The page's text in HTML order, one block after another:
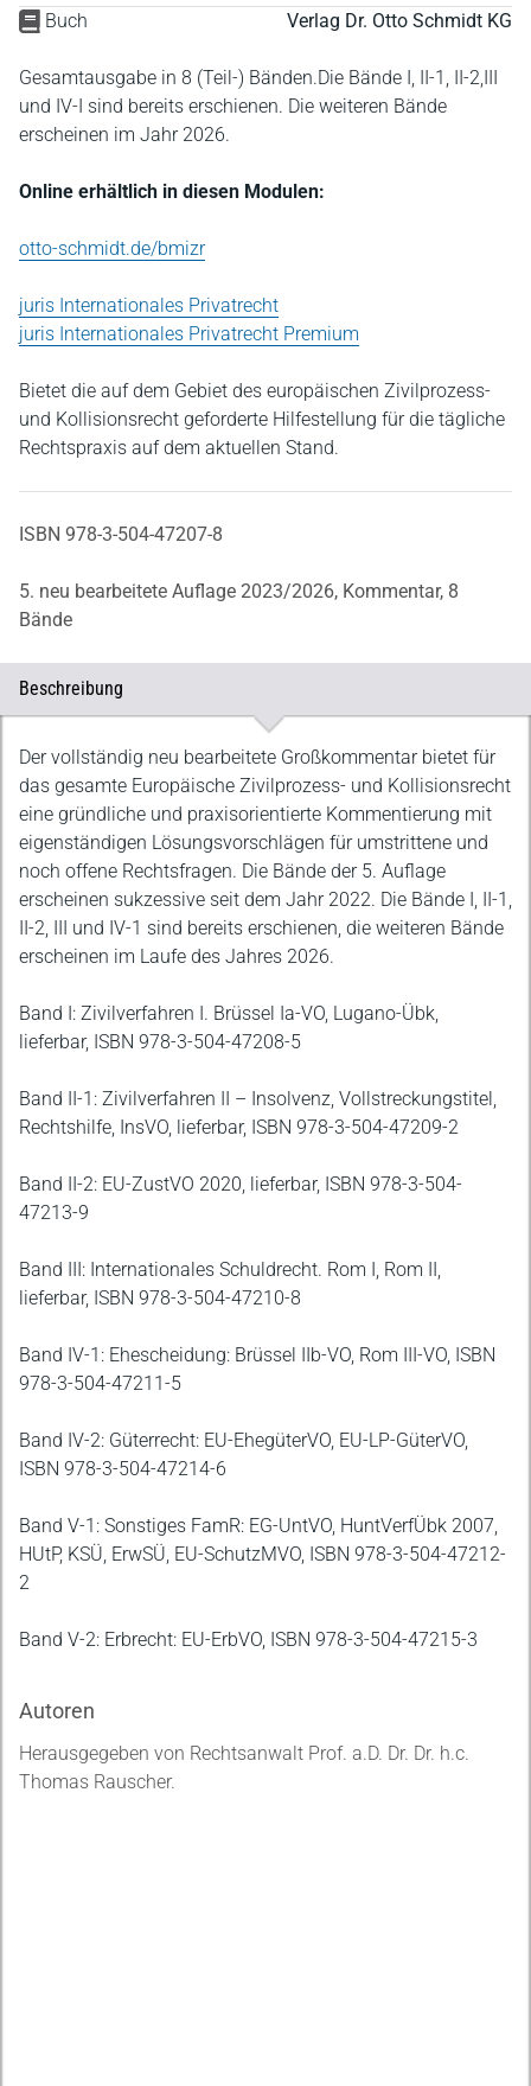
Buch Verlag Dr. Otto Schmidt KG
Gesamtausgabe in 8 (Teil-) Bänden.Die Bände I, II-1, II-2,III
und IV-I sind bereits erschienen. Die weiteren Bände
erscheinen im Jahr 2026.
Online erhältlich in diesen Modulen:
otto-schmidt.de/bmizr
juris Internationales Privatrecht
juris Internationales Privatrecht Premium
Bietet die auf dem Gebiet des europäischen Zivilprozess-
und Kollisionsrecht geforderte Hilfestellung für die tägliche
Rechtspraxis auf dem aktuellen Stand.
ISBN 978-3-504-47207-8
5. neu bearbeitete Auflage 2023/2026, Kommentar, 8
Bände
Beschreibung
Beschreibung
Der vollständig neu bearbeitete Großkommentar bietet für
das gesamte Europäische Zivilprozess- und Kollisionsrecht
eine gründliche und praxisorientierte Kommentierung mit
eigenständigen Lösungsvorschlägen für umstrittene und
noch offene Rechtsfragen. Die Bände der 5. Auflage
erscheinen sukzessive seit dem Jahr 2022. Die Bände I, II-1,
II-2, III und IV-1 sind bereits erschienen, die weiteren Bände
erscheinen im Laufe des Jahres 2026.
Band I: Zivilverfahren I. Brüssel Ia-VO, Lugano-Übk,
lieferbar, ISBN 978-3-504-47208-5
Band II-1: Zivilverfahren II – Insolvenz, Vollstreckungstitel,
Rechtshilfe, InsVO, lieferbar, ISBN 978-3-504-47209-2
Band II-2: EU-ZustVO 2020, lieferbar, ISBN 978-3-504-
47213-9
Band III: Internationales Schuldrecht. Rom I, Rom II,
lieferbar, ISBN 978-3-504-47210-8
Band IV-1: Ehescheidung: Brüssel IIb-VO, Rom III-VO, ISBN
978-3-504-47211-5
Band IV-2: Güterrecht: EU-EhegüterVO, EU-LP-GüterVO,
ISBN 978-3-504-47214-6
Band V-1: Sonstiges FamR: EG-UntVO, HuntVerfÜbk 2007,
HUtP, KSÜ, ErwSÜ, EU-SchutzMVO, ISBN 978-3-504-47212-
2
Band V-2: Erbrecht: EU-ErbVO, ISBN 978-3-504-47215-3
Autoren
Herausgegeben von Rechtsanwalt Prof. a.D. Dr. Dr. h.c.
Thomas Rauscher.